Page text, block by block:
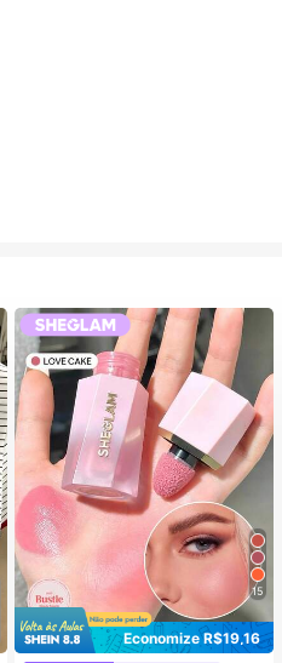
15
Economize R$19,16